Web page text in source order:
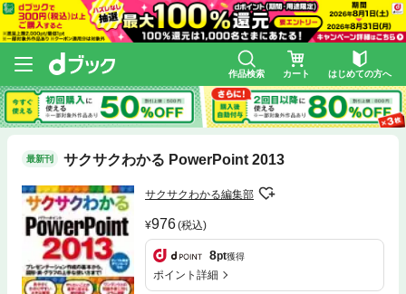
作品検索 カート はじめての方へ
最新刊 サクサクわかる PowerPoint 2013
サクサクわかる編集部
976(税込)
8pt獲得
ポイント詳細